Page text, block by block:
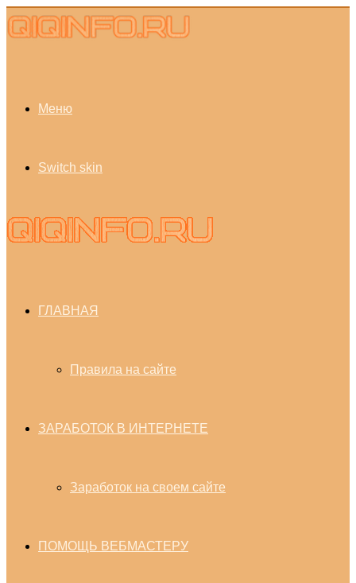
Меню
Switch skin
ГЛАВНАЯ
Правила на сайте
ЗАРАБОТОК В ИНТЕРНЕТЕ
Заработок на своем сайте
ПОМОЩЬ ВЕБМАСТЕРУ